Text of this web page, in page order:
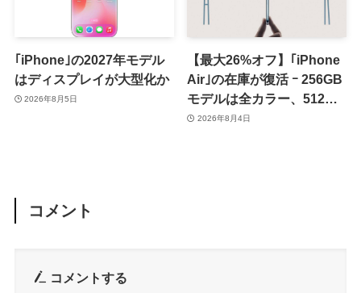
｢iPhone｣の2027年モデル
はディスプレイが大型化か
2026年8月5日
【最大26%オフ】｢iPhone
Air｣の在庫が復活 ｰ 256GB
モデルは全カラー、512GB
モデルはホワイト以外が在
2026年8月4日
コメント
コメントする